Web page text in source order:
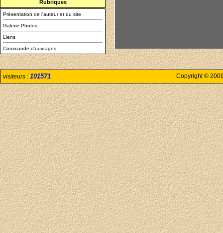
Rubriques
Présentation de l'auteur et du site
Galerie Photos
Liens
Commande d'ouvrages
visiteurs : 101571 Copyright ©